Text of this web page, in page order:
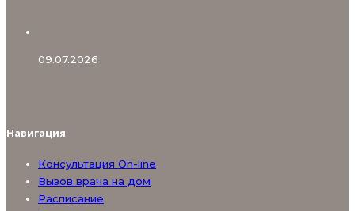
09.07.2026
Навигация
Консультация On-line
Вызов врача на дом
Расписание